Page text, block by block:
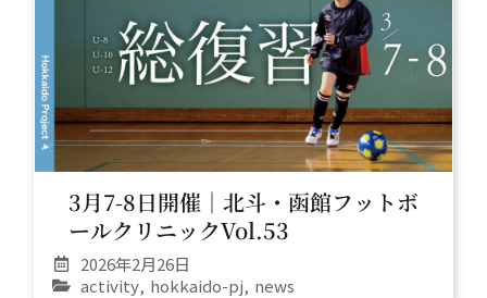
3月7-8日開催｜北斗・函館フットボ
ールクリニックVol.53
2026年2月26日
activity, hokkaido-pj, news